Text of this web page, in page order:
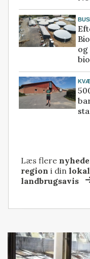
og
Læs flere
region i din
landbrugsavis